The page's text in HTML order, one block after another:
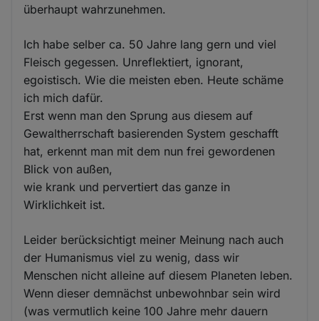
überhaupt wahrzunehmen.
Ich habe selber ca. 50 Jahre lang gern und viel
Fleisch gegessen. Unreflektiert, ignorant,
egoistisch. Wie die meisten eben. Heute schäme
ich mich dafür.
Erst wenn man den Sprung aus diesem auf
Gewaltherrschaft basierenden System geschafft
hat, erkennt man mit dem nun frei gewordenen
Blick von außen,
wie krank und pervertiert das ganze in
Wirklichkeit ist.
Leider berücksichtigt meiner Meinung nach auch
der Humanismus viel zu wenig, dass wir
Menschen nicht alleine auf diesem Planeten leben.
Wenn dieser demnächst unbewohnbar sein wird
(was vermutlich keine 100 Jahre mehr dauern